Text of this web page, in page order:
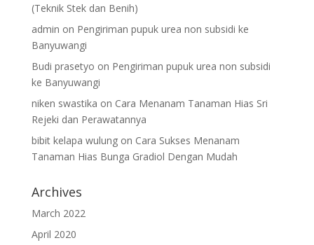
(Teknik Stek dan Benih)
admin on Pengiriman pupuk urea non subsidi ke
Banyuwangi
Budi prasetyo on Pengiriman pupuk urea non subsidi
ke Banyuwangi
niken swastika on Cara Menanam Tanaman Hias Sri
Rejeki dan Perawatannya
bibit kelapa wulungon Cara Sukses Menanam
Tanaman Hias Bunga Gradiol Dengan Mudah
Archives
March 2022
April 2020